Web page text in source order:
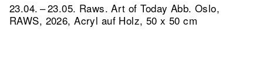
23.04. – 23.05. Raws. Art of Today Abb. Oslo,
RAWS, 2026, Acryl auf Holz, 50 x 50 cm